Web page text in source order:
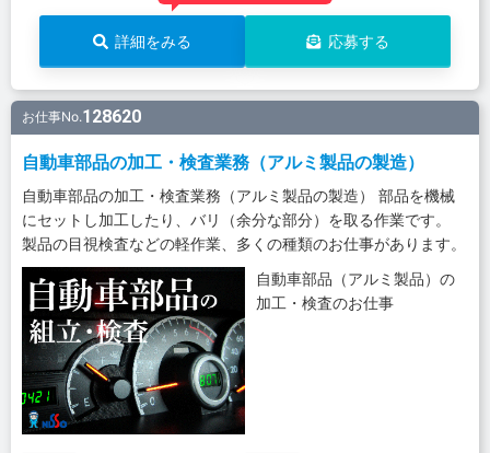
詳細をみる 応募する
お仕事No.128620
自動車部品の加工・検査業務（アルミ製品の製造）
自動車部品の加工・検査業務（アルミ製品の製造） 部品を機械
にセットし加工したり、バリ（余分な部分）を取る作業です。
製品の目視検査などの軽作業、多くの種類のお仕事があります。
自動車部品（アルミ製品）の
加工・検査のお仕事